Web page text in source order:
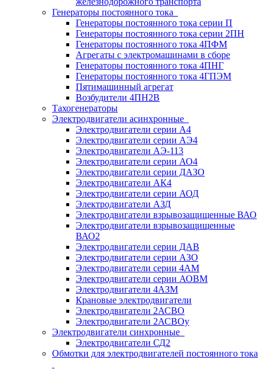
Генераторы постоянного тока
Генераторы постоянного тока серии П
Генераторы постоянного тока серии 2ПН
Генераторы постоянного тока 4ПФМ
Агрегаты с электромашинами в сборе
Генераторы постоянного тока 4ПНГ
Генераторы постоянного тока 4ГПЭМ
Пятимашинный агрегат
Возбудители 4ПН2В
Тахогенераторы
Электродвигатели асинхронные
Электродвигатели серии А4
Электродвигатели серии АЭ4
Электродвигатели АЭ-113
Электродвигатели серии АО4
Электродвигатели серии ДАЗО
Электродвигатели АК4
Электродвигатели серии АОД
Электродвигатели АЗД
Электродвигатели взрывозащищенные ВАО
Электродвигатели взрывозащищенные
ВАО2
Электродвигатели серии ДАВ
Электродвигатели серии АЗО
Электродвигатели серии 4АМ
Электродвигатели серии АОВМ
Электродвигатели 4АЗМ
Крановые электродвигатели
Электродвигатели 2АСВО
Электродвигатели 2АСВОу
Электродвигатели синхронные
Электродвигатели СД2
Обмотки для электродвигателей постоянного тока